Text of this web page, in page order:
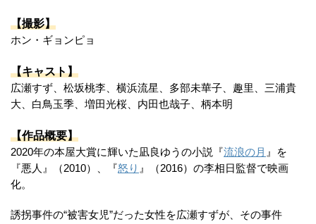
【撮影】
ホン・ギョンピョ
【キャスト】
広瀬すず、松坂桃李、横浜流星、多部未華子、趣里、三浦貴
大、白鳥玉季、増田光桜、内田也哉子、柄本明
【作品概要】
2020年の本屋大賞に輝いた凪良ゆうの小説『流浪の月 』を
『悪人』（2010）、『怒り 』（2016）の李相日監督で映画
化。
誘拐事件の“被害女児”だった女性を広瀬すずが、その事件